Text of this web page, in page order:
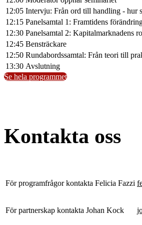
12:05 Intervju: Från ord till handling - hur
12:15 Panelsamtal 1: Framtidens
12:30 Panelsamtal 2: Kapitalmarknadens
12:45 Bensträckare
12:50 Rundabordssamtal: Från teori till
13:30 Avslutning
Se hela programmet
Kontakta oss
För programfrågor kontakta Felicia Fazzi
För partnerskap kontakta Johan Kock